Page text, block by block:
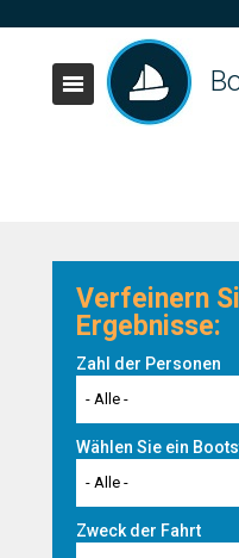
Verfeinern
Ergebnisse:
Zahl der Personen
- Alle -
Wählen Sie ein
- Alle -
Zweck der Fahrt